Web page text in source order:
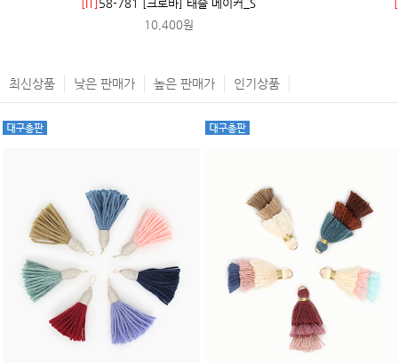
[IT] 58-781 [크로바] 태슬 메이커_S
10,400원
최신상품 낮은 판매가 높은 판매가 인기상품